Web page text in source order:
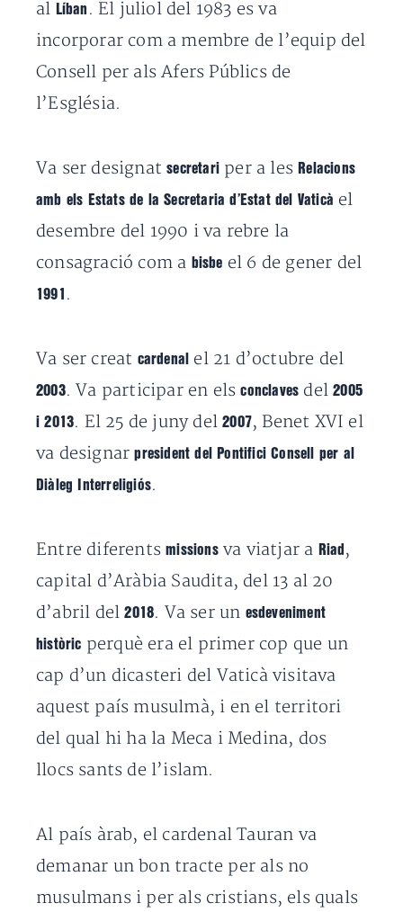
al Líban . El juliol del 1983 es va
incorporar com a membre de l’equip del
Consell per als Afers Públics de
l’Església.
Va ser designatsecretari per a lesRelacions
amb els Estats de la Secretaria d’Estat del Vaticà el
desembre del 1990 i va rebre la
consagració com a bisbe el 6 de gener del
1991 .
Va ser creat cardenal el 21 d’octubre del
2003. Va participar en elsconclaves del2005
i 2013. El 25 de juny del2007, Benet XVI el
va designarpresident del Pontifici Consell per al
Diàleg Interreligiós.
Entre diferentsmissionsva viatjar a Riad ,
capital d’Aràbia Saudita, del 13 al 20
d’abril del2018. Va ser un esdeveniment
històric perquè era el primer cop que un
cap d’un dicasteri del Vaticà visitava
aquest país musulmà, i en el territori
del qual hi ha la Meca i Medina, dos
llocs sants de l’islam.
Al país àrab, el cardenal Tauran va
demanar un bon tracte per als no
musulmans i per als cristians, els quals